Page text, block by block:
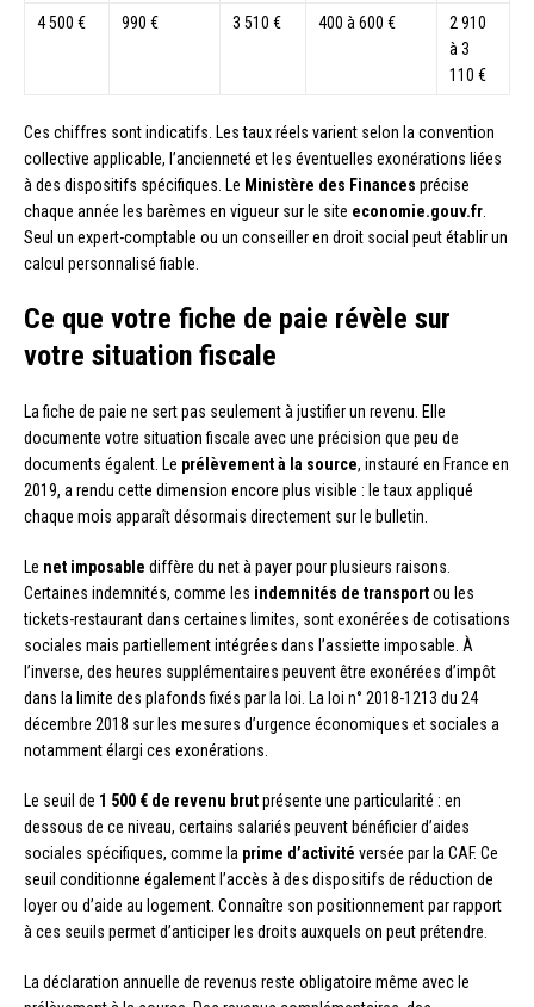
4 500 € 990 € 3 510 € 400 à 600 €
2 910
à 3
110 €
Ces chiffres sont indicatifs. Les taux réels varient selon la convention
collective applicable, l’ancienneté et les éventuelles exonérations liées
à des dispositifs spécifiques. Le Ministère des Finances précise
chaque année les barèmes en vigueur sur le site economie.gouv.fr
Seul un expert-comptable ou un conseiller en droit social peut établir un
calcul personnalisé fiable.
Ce que votre fiche de paie révèle sur
votre situation fiscale
La fiche de paie ne sert pas seulement à justifier un revenu. Elle
documente votre situation fiscale avec une précision que peu de
documents égalent. Le prélèvement à la source, instauré en France en
2019, a rendu cette dimension encore plus visible : le taux appliqué
chaque mois apparaît désormais directement sur le bulletin.
Le net imposable diffère du net à payer pour plusieurs raisons.
Certaines indemnités, comme les indemnités de transportou les
tickets-restaurant dans certaines limites, sont exonérées de cotisations
sociales mais partiellement intégrées dans l’assiette imposable. À
l’inverse, des heures supplémentaires peuvent être exonérées d’impôt
dans la limite des plafonds fixés par la loi. La loi n° 2018-1213 du 24
décembre 2018 sur les mesures d’urgence économiques et sociales a
notamment élargi ces exonérations.
Le seuil de 1 500 € de revenu brutprésente une particularité : en
dessous de ce niveau, certains salariés peuvent bénéficier d’aides
sociales spécifiques, comme la prime d’activité versée par la CAF. Ce
seuil conditionne également l’accès à des dispositifs de réduction de
loyer ou d’aide au logement. Connaître son positionnement par rapport
à ces seuils permet d’anticiper les droits auxquels on peut prétendre.
La déclaration annuelle de revenus reste obligatoire même avec le